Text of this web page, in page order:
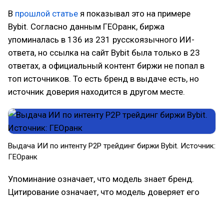
В прошлой статье я показывал это на примере
Bybit. Согласно данным ГЕОранк, биржа
упоминалась в 136 из 231 русскоязычного ИИ-
ответа, но ссылка на сайт Bybit была только в 23
ответах, а официальный контент биржи не попал в
топ источников. То есть бренд в выдаче есть, но
источник доверия находится в другом месте.
Выдача ИИ по интенту P2P трейдинг биржи Bybit. Источник:
ГЕОранк
Упоминание означает, что модель знает бренд.
Цитирование означает, что модель доверяет его